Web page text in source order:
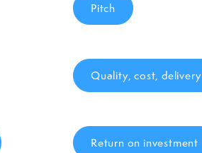
Pitch
Quality, cost, delivery
Return on investment